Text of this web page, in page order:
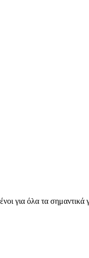
για όλα τα